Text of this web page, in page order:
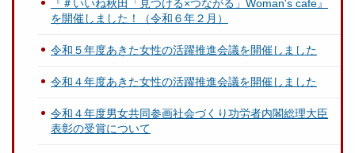
『＃いいね秋田「見つける×つながる」Woman's cafe』
を開催しました！（令和６年２月）
令和５年度あきた女性の活躍推進会議を開催しました
令和４年度あきた女性の活躍推進会議を開催しました
令和４年度男女共同参画社会づくり功労者内閣総理大臣
表彰の受賞について